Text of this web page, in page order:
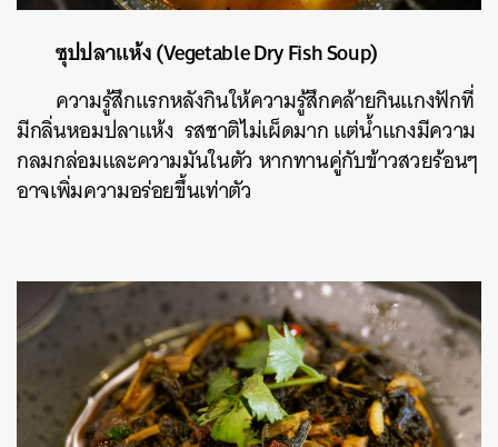
ซุปปลาแห้ง (Vegetable Dry Fish Soup)
ความรู้สึกแรกหลังกินให้ความรู้สึกคล้ายกินแกงฟักที่
มีกลิ่นหอมปลาแห้ง รสชาติไม่เผ็ดมาก แต่น้ำแกงมีความ
กลมกล่อมและความมันในตัว หากทานคู่กับข้าวสวยร้อนๆ
อาจเพิ่มความอร่อยขึ้นเท่าตัว